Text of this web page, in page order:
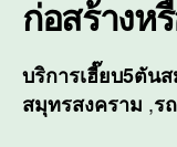
ก่อสร้างห
บริการเฮี๊ยบ5ตัน
สมุทรสงคราม ,ร